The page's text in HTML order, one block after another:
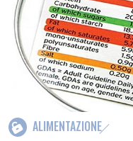
ALIMENTAZIONE